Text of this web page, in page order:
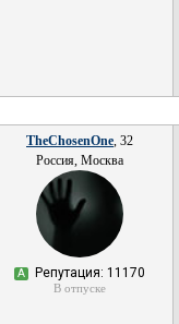
TheChosenOne, 32
Россия, Москва
А Репутация: 11170
В отпуске